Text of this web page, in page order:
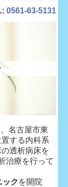
0561-63-5131
名古屋市東
する内科系
透析病床を
治療を行って
ック を開院